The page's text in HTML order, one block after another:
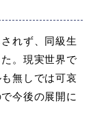
れず、同級生
。現実世界で
無しでは可哀
今後の展開に